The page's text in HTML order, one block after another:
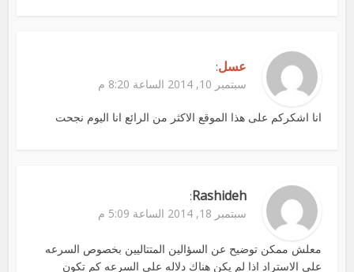
عسل:
سبتمبر 10, 2014 الساعة 8:20 م
انا اشكركم على هذا الموقع الاكثر من الرائع انا اليوم نجحت
Rashideh
:
سبتمبر 18, 2014 الساعة 5:09 م
معلش ممكن توضيح عن السؤالين المتتاليين بخصوص السرعه
على الاستراد اذا لم يكن هناك دلاله على السرعه كم تكون